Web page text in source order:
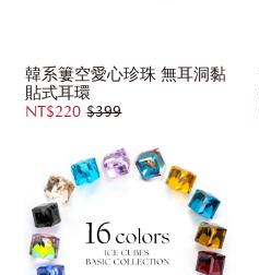
韓系簍空愛心珍珠 無耳洞黏
貼式耳環
NT$220 $399